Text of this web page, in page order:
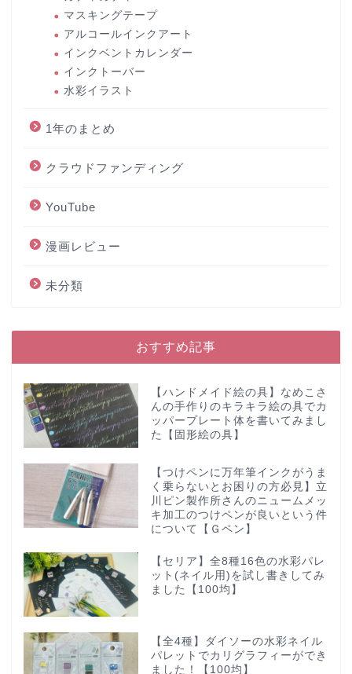
マスキングテープ
アルコールインクアート
インクベントカレンダー
インクトーバー
水彩イラスト
1年のまとめ
クラウドファンディング
YouTube
漫画レビュー
未分類
おすすめ記事
【ハンドメイド絵の具】なめこさ
んの手作りのキラキラ絵の具でカ
ッパープレート体を書いてみまし
た【固形絵の具】
【つけペンに万年筆インクがうま
く乗らないとお困りの方必見】立
川ピン製作所さんのニュームメッ
キ加工のつけペンが良いという件
について【Ｇペン】
【セリア】全8種16色の水彩パレ
ット(ネイル用)を試し書きしてみ
ました【100均】
【全4種】ダイソーの水彩ネイル
パレットでカリグラフィーができ
ました！【100均】